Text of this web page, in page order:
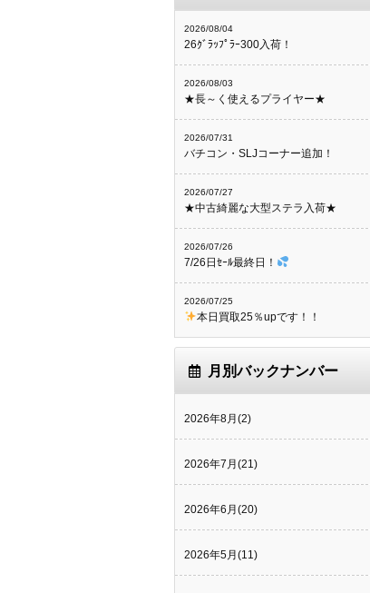
2026/08/04
26ｸﾞﾗｯﾌﾟﾗｰ300入荷！
2026/08/03
★長～く使えるプライヤー★
2026/07/31
バチコン・SLJコーナー追加！
2026/07/27
★中古綺麗な大型ステラ入荷★
2026/07/26
7/26日ｾｰﾙ最終日！
2026/07/25
本日買取25％upです！！
月別バックナンバー
2026年8月(2)
2026年7月(21)
2026年6月(20)
2026年5月(11)